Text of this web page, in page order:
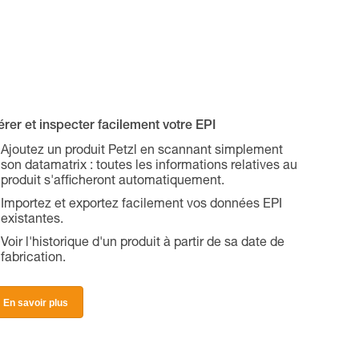
et inspecter facilement votre EPI
Ajoutez un produit Petzl en scannant simplement
son datamatrix : toutes les informations relatives au
produit s'afficheront automatiquement.
Importez et exportez facilement vos données EPI
existantes.
Voir l'historique d'un produit à partir de sa date de
fabrication.
En savoir plus